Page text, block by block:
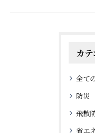
カ
全て
防災
飛散
省エ